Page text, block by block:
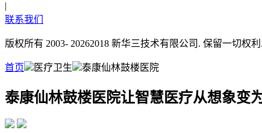
|
联系我们
版权所有 2003- 20262018 新华三技术有限公司. 保留一切权利.
首页 医疗卫生 泰康仙林鼓楼医院
泰康仙林鼓楼医院让智慧医疗从想象变